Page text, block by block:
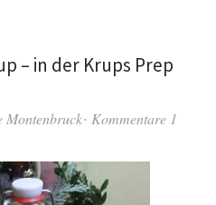
– in der Krups Prep
Montenbruck Kommentare 1